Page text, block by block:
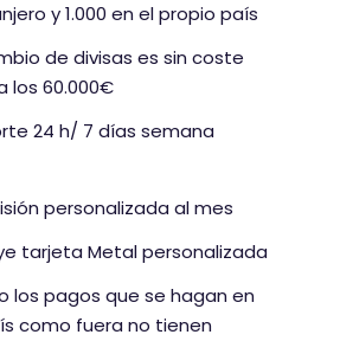
y 1.000 en el propio país
de divisas es sin coste
los 60.000€
24 h/ 7 días semana
personalizada al mes
tarjeta Metal personalizada
los pagos que se hagan en
como fuera no tienen